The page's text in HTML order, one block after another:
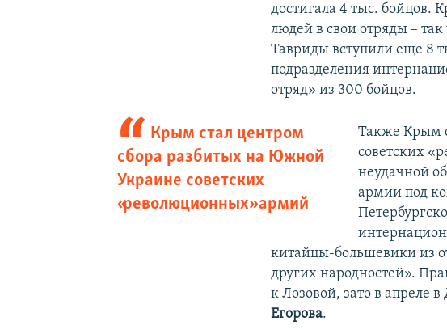
достигала 4 тыс. бойцов.
людей в свои отряды –
Тавриды вступили еще 8
подразделения
отряд» из 300 бойцов.
Крым стал центром
сбора разбитых на Южной
Украине советских
«революционных» армий
Также Крым
советских
неудачной
армии под
китайцы-большевики из
других народностей».
к Лозовой, зато в апреле
Егорова.